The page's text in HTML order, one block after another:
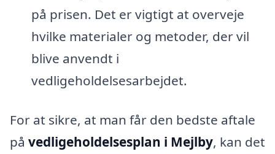
på prisen. Det er vigtigt at overveje
hvilke materialer og metoder, der vil
blive anvendt i
vedligeholdelsesarbejdet.
For at sikre, at man får den bedste aftale
på vedligeholdelsesplan i Mejlby, kan det